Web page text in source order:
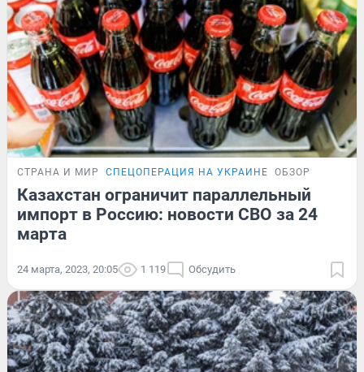
СТРАНА И МИР СПЕЦОПЕРАЦИЯ НА УКРАИНЕ ОБЗОР
Казахстан ограничит параллельный
импорт в Россию: новости СВО за 24
марта
24 марта, 2023, 20:05 1 119 Обсудить